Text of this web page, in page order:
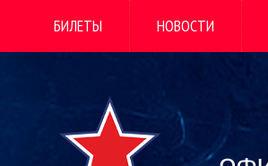
БИЛЕТЫ НОВОСТИ